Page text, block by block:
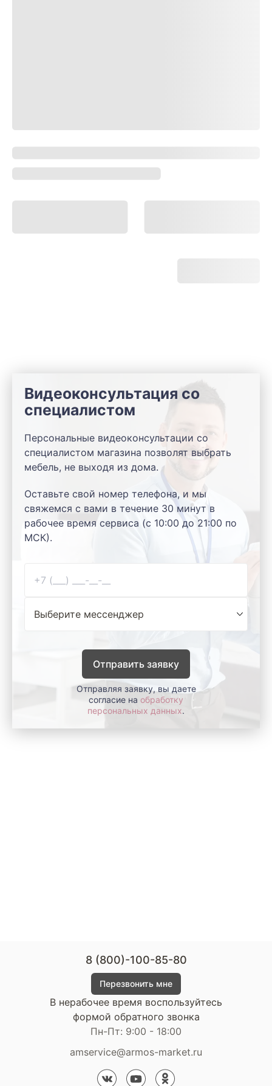
Видеоконсультация со
специалистом
Персональные видеоконсультации со
специалистом магазина позволят выбрать
мебель, не выходя из дома.
Оставьте свой номер телефона, и мы
свяжемся с вами в течение 30 минут в
рабочее время сервиса (с 10:00 до 21:00 по
МСК).
Отправить заявку
Отправляя заявку, вы даете
согласие на обработку
персональных данных.
8 (800)-100-85-80
Перезвонить мне
В нерабочее время воспользуйтесь
формой обратного звонка
Пн-Пт: 9:00 - 18:00
amservice@armos-market.ru